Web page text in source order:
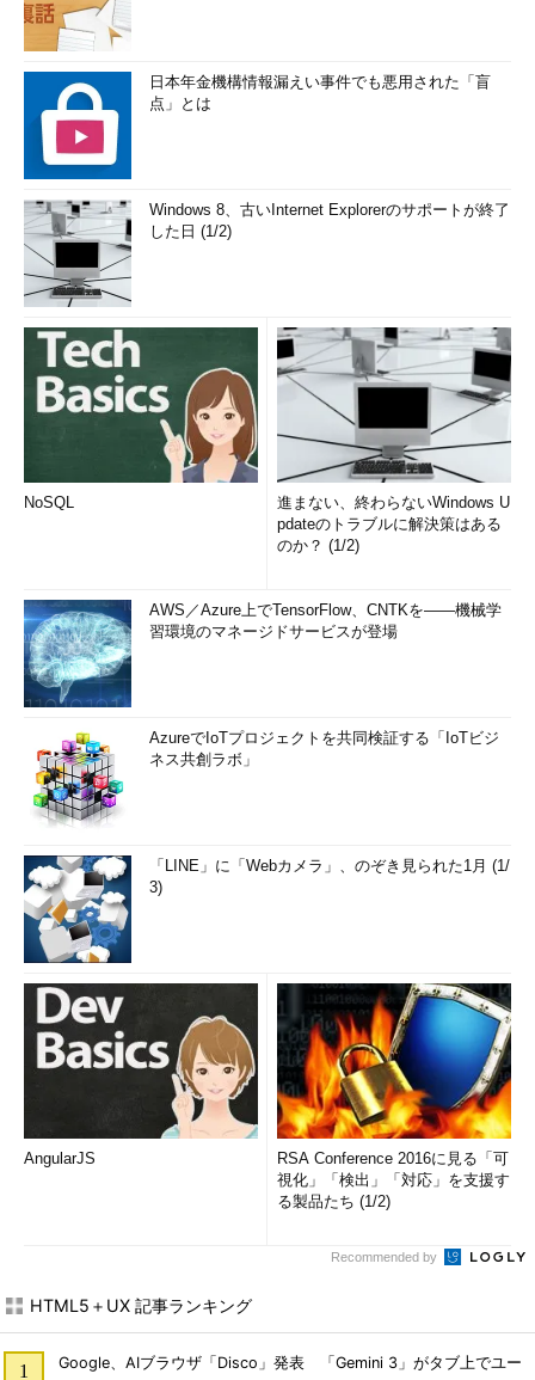
日本年金機構情報漏えい事件でも悪用された「盲
点」とは
Windows 8、古いInternet Explorerのサポートが終了
した日 (1/2)
NoSQL
進まない、終わらないWindows U
pdateのトラブルに解決策はある
のか？ (1/2)
AWS／Azure上でTensorFlow、CNTKを――機械学
習環境のマネージドサービスが登場
AzureでIoTプロジェクトを共同検証する「IoTビジ
ネス共創ラボ」
「LINE」に「Webカメラ」、のぞき見られた1月 (1/
3)
AngularJS
RSA Conference 2016に見る「可
視化」「検出」「対応」を支援す
る製品たち (1/2)
Recommended by
HTML5＋UX 記事ランキング
Google、AIブラウザ「Disco」発表 「Gemini 3」がタブ上でユー